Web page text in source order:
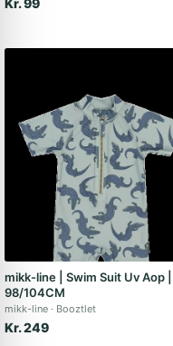
Kr. 99
mikk-line | Swim Suit Uv Aop |
98/104CM
mikk-line Booztlet
Kr. 249